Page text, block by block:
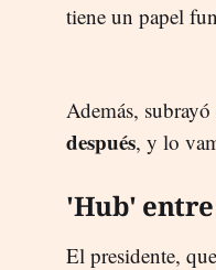
tiene un papel
Además,
después, y lo
'Hub'
El presidente,